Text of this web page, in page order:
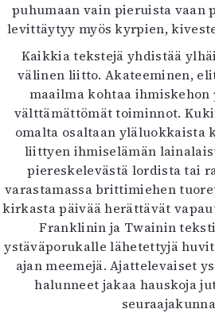
puhumaan vain pieruista vaan
levittäytyy myös kyrpien,
Kaikkia tekstejä yhdistää
välinen liitto. Akateeminen,
maailma kohtaa
välttämättömät toiminnot.
omalta osaltaan yläluokkaista
liittyen ihmiselämän
piereskelevästä lordista tai
varastamassa brittimiehen
kirkasta päivää herättävät
Franklinin ja Twainin
ystäväporukalle lähetettyjä
ajan meemejä. Ajattelevaiset
halunneet jakaa hauskoja